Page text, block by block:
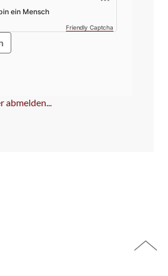
Friendly Captcha